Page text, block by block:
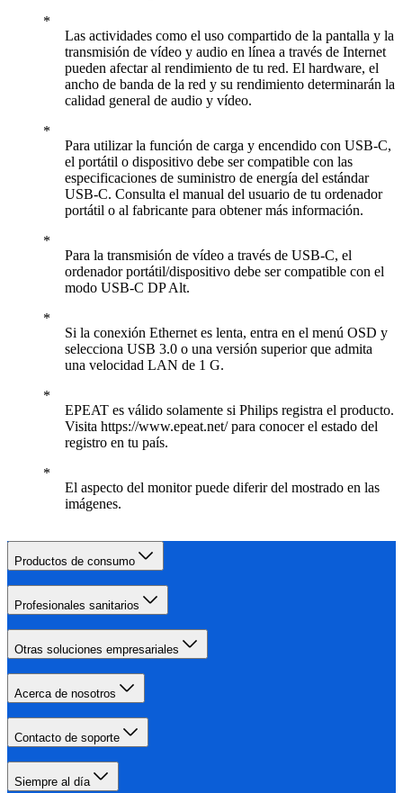
Las actividades como el uso compartido de la pantalla y la
transmisión de vídeo y audio en línea a través de Internet
pueden afectar al rendimiento de tu red. El hardware, el
ancho de banda de la red y su rendimiento determinarán la
calidad general de audio y vídeo.
Para utilizar la función de carga y encendido con USB-C,
el portátil o dispositivo debe ser compatible con las
especificaciones de suministro de energía del estándar
USB-C. Consulta el manual del usuario de tu ordenador
portátil o al fabricante para obtener más información.
Para la transmisión de vídeo a través de USB-C, el
ordenador portátil/dispositivo debe ser compatible con el
modo USB-C DP Alt.
Si la conexión Ethernet es lenta, entra en el menú OSD y
selecciona USB 3.0 o una versión superior que admita
una velocidad LAN de 1 G.
EPEAT es válido solamente si Philips registra el producto.
Visita https://www.epeat.net/ para conocer el estado del
registro en tu país.
El aspecto del monitor puede diferir del mostrado en las
imágenes.
Productos de consumo
Profesionales sanitarios
Otras soluciones empresariales
Acerca de nosotros
Contacto de soporte
Siempre al día